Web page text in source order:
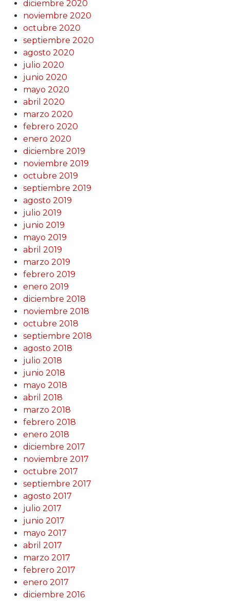
diciembre 2020
noviembre 2020
octubre 2020
septiembre 2020
agosto 2020
julio 2020
junio 2020
mayo 2020
abril 2020
marzo 2020
febrero 2020
enero 2020
diciembre 2019
noviembre 2019
octubre 2019
septiembre 2019
agosto 2019
julio 2019
junio 2019
mayo 2019
abril 2019
marzo 2019
febrero 2019
enero 2019
diciembre 2018
noviembre 2018
octubre 2018
septiembre 2018
agosto 2018
julio 2018
junio 2018
mayo 2018
abril 2018
marzo 2018
febrero 2018
enero 2018
diciembre 2017
noviembre 2017
octubre 2017
septiembre 2017
agosto 2017
julio 2017
junio 2017
mayo 2017
abril 2017
marzo 2017
febrero 2017
enero 2017
diciembre 2016